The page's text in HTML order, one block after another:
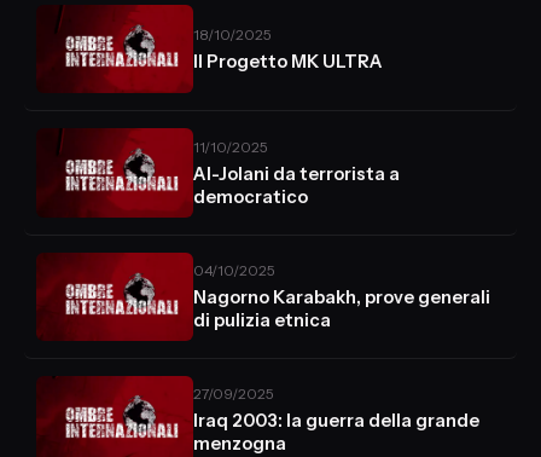
18/10/2025
Il Progetto MK ULTRA
11/10/2025
Al-Jolani da terrorista a
democratico
04/10/2025
Nagorno Karabakh, prove generali
di pulizia etnica
27/09/2025
Iraq 2003: la guerra della grande
menzogna